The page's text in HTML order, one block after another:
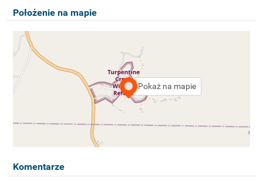
Położenie na mapie
Pokaż na mapie
Komentarze